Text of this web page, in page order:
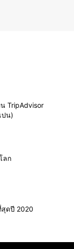
TripAdvisor
ปน)
ลก
สุดปี 2020